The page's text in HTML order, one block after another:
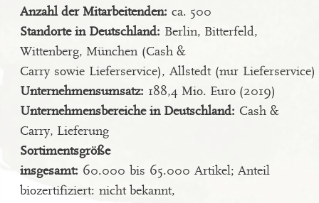
Anzahl der Mitarbeitenden: ca. 500
Standorte in Deutschland: Berlin, Bitterfeld,
Wittenberg, München (Cash &
Carry sowie Lieferservice), Allstedt (nur Lieferservice)
Unternehmensumsatz: 188,4 Mio. Euro (2019)
Unternehmensbereiche in Deutschland: Cash &
Carry, Lieferung
Sortimentsgröße
insgesamt: 60.000 bis 65.000 Artikel; Anteil
biozertifiziert: nicht bekannt,